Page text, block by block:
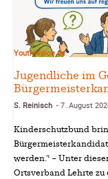
Youth-Voice.de
Jugendliche im
S. Reinisch - 7. August
Kinderschutzbund
werden.“ – Unter
Ortsverband Lehrte zu